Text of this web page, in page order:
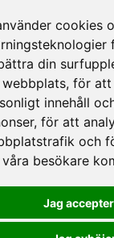
cookies
din
för
innehåll
för att
och
besökare
Jag
bachmans.se